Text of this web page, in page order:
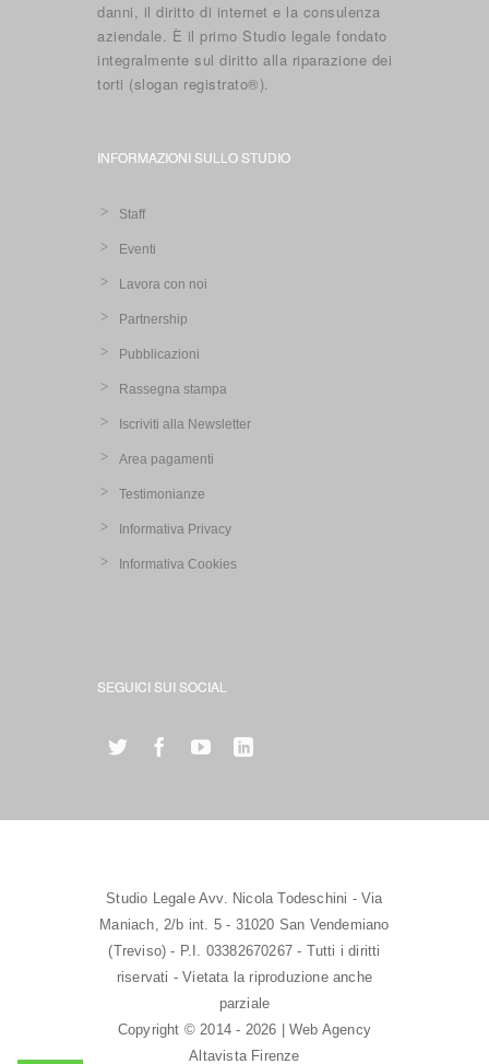
danni, il diritto di internet e la consulenza
aziendale. È il primo Studio legale fondato
integralmente sul diritto alla riparazione dei
torti (slogan registrato®).
INFORMAZIONI SULLO STUDIO
Staff
Eventi
Lavora con noi
Partnership
Pubblicazioni
Rassegna stampa
Iscriviti alla Newsletter
Area pagamenti
Testimonianze
Informativa Privacy
Informativa Cookies
SEGUICI SUI SOCIAL
Studio Legale Avv. Nicola Todeschini - Via
Maniach, 2/b int. 5 - 31020 San Vendemiano
(Treviso) - P.I. 03382670267 - Tutti i diritti
riservati - Vietata la riproduzione anche
parziale
Copyright © 2014 - 2026 | Web Agency
Altavista Firenze